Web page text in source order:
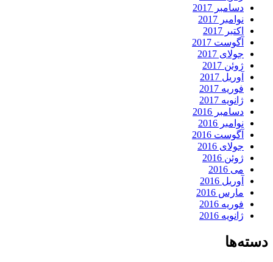
دسامبر 2017
نوامبر 2017
اکتبر 2017
آگوست 2017
جولای 2017
ژوئن 2017
آوریل 2017
فوریه 2017
ژانویه 2017
دسامبر 2016
نوامبر 2016
آگوست 2016
جولای 2016
ژوئن 2016
می 2016
آوریل 2016
مارس 2016
فوریه 2016
ژانویه 2016
دسته‌ها